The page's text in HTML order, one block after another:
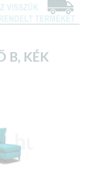
B, KÉK